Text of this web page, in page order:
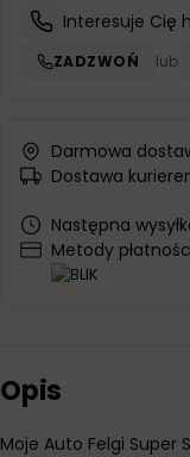
Interesuje Cię
ZADZWOŃ lub
Darmowa
Dostawa
Następna
Metody
Opis
Moje Auto Felgi